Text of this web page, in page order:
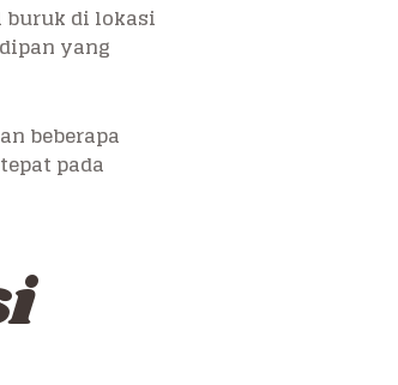
buruk di lokasi
yang
beberapa
pada